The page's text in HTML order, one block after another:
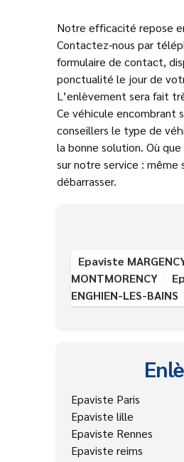
Notre efficacité repose
Contactez-nous par
formulaire de contact,
ponctualité le jour de
L’enlèvement sera fait
Ce véhicule encombrant
conseillers le type de
la bonne solution. Où
sur notre service : même
débarrasser.
Epaviste
MONTMORENCY
ENGHIEN-LES-BAINS
Epaviste Paris
Epaviste lille
Epaviste Rennes
Epaviste reims